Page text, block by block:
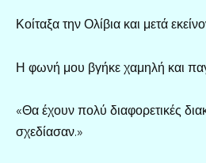
Κοίταξα την Ολίβια και μετά
Η φωνή μου βγήκε χαμηλή και
«Θα έχουν πολύ διαφορετικές
σχεδίασαν.»